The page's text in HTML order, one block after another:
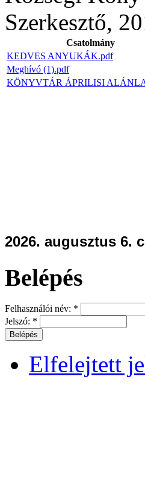
Szerkesztő,
Csatolmány
KEDVES ANYUKÁK.pdf
Meghívó (1).pdf
KÖNYVTÁR ÁPRILISI
2026. augusztus 6.
Belépés
Felhasználói név: *
Jelszó: *
Elfelejtett